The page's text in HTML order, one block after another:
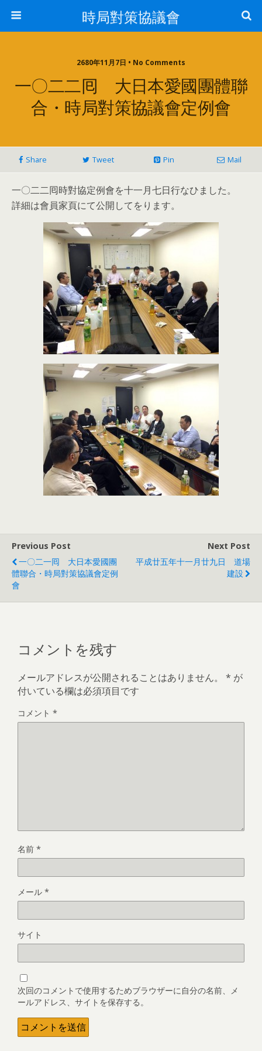
時局對策協議會
2680年11月7日 • No Comments
一〇二二囘 大日本愛國團體聯
合・時局對策協議會定例會
Share Tweet Pin Mail
一〇二二囘時對協定例會を十一月七日行なひました。
詳細は會員家頁にて公開してをります。
Previous Post
一〇二一囘 大日本愛國團
體聯合・時局對策協議會定例
會
Next Post
平成廿五年十一月廿九日 道場
建設
コメントを残す
メールアドレスが公開されることはありません。 * が
付いている欄は必須項目です
コメント *
名前 *
メール *
サイト
次回のコメントで使用するためブラウザーに自分の名前、メ
ールアドレス、サイトを保存する。